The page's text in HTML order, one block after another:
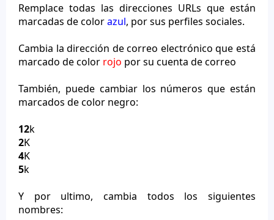
Remplace todas las direcciones URLs que están
marcadas de colorazul, por sus perfiles sociales.
Cambia la dirección de correo electrónico que está
marcado de color rojo por su cuenta de correo
También, puede cambiar los números que están
marcados de color negro:
12k
2K
4K
5k
Y por ultimo, cambia todos los siguientes
nombres: